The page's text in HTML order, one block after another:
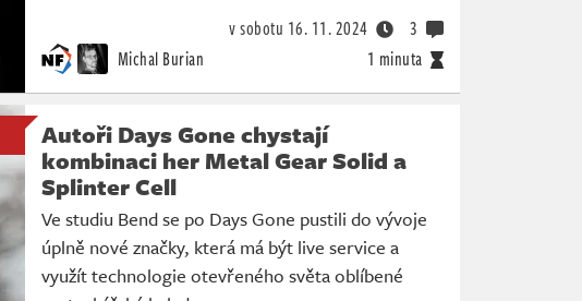
Michal Burian 1 minuta
v sobotu 16. 11. 2024 3
Autoři Days Gone chystají
kombinaci her Metal Gear Solid a
Splinter Cell
Ve studiu Bend se po Days Gone pustili do vývoje
úplně nové značky, která má být live service a
využít technologie otevřeného světa oblíbené